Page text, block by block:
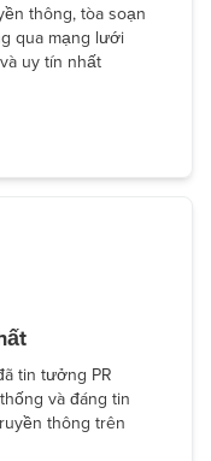
thông, tòa soạn
qua mạng lưới
uy tín nhất
tin tưởng PR
và đáng tin
thông trên